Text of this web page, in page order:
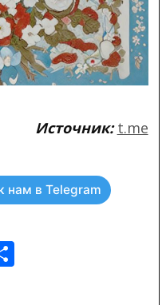
Источник: t.me
нам в Telegram